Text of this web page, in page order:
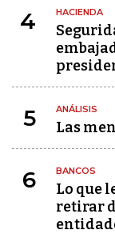
4 HACIENDA
5 ANÁLISIS
Las
6 BANCOS
Lo que
retirar